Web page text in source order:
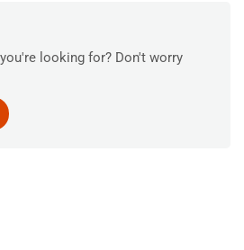
looking for? Don't worry